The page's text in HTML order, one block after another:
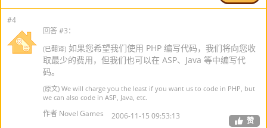
#4
回答 #3：
(已翻译) 如果您希望我们使用 PHP 编写代码，我们将向您收
取最少的费用，但我们也可以在 ASP、Java 等中编写代
码。
(原文) We will charge you the least if you want us to code in PHP, but
we can also code in ASP, Java, etc.
作者 Novel Games 2006-11-15 09:53:13 赞